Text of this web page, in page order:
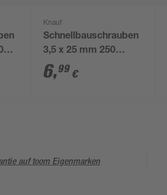
Knauf
Schnellbauschrauben
3,5 x 25 mm 250
Stück
6,99 €
auf toom Eigenmarken